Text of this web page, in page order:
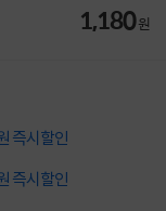
1,180원
즉시할인
즉시할인